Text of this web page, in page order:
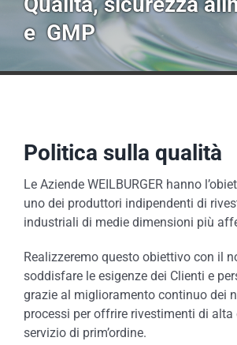
e GMP
Politica sulla qualità
Le Aziende WEILBURGER hanno
uno dei produttori indipendenti di
industriali di medie dimensioni più
Realizzeremo questo obiettivo con il
soddisfare le esigenze dei Clienti e
grazie al miglioramento continuo dei
processi per offrire rivestimenti di alta
servizio di prim’ordine.